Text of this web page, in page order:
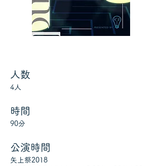
人数
4人
時間
90分
公演時間
矢上祭2018